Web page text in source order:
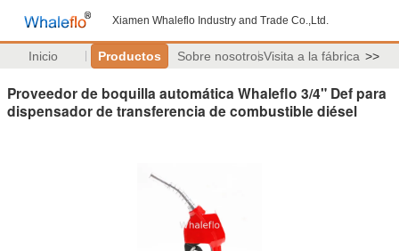
Xiamen Whaleflo Industry and Trade Co.,Ltd.
Inicio Productos Sobre nosotrosVisita a la fábrica >>
Proveedor de boquilla automática Whaleflo 3/4" Def para
dispensador de transferencia de combustible diésel